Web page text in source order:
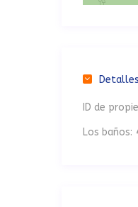
Detalles
ID de
Los baños: